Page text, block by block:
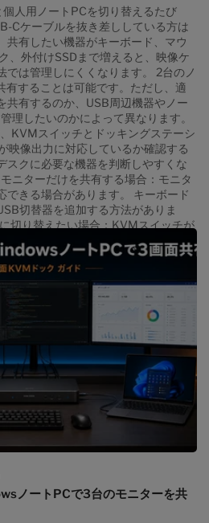
合は、監視ダッシュボードと作業
確認しながら操作できます。 金融取
ボード...
人用ノートPCを切り替えるたび
Cケーブルを抜き差ししている方は
共有したい機器がキーボード、マウ
、外付けSSDまで増えると、映像ケ
では管理しにくくなります。 2台のノ
有することは可能です。ただし、適
共有するのか、USB周辺機器やノー
理したいのかによって異なります。
KVMスイッチとドッキングステーシ
映像出力に対応しているか確認する
スクに必要な機器を判断しやすくな
ニターだけを共有する場合：モニタ
できる場合があります。 キーボード
切替器を追加する方法がありま
切り替えたい場合：KVMスイッチが
周辺機器、給電を整理したい場合：
を検討します。 購入前：各ノート
Power Delivery、ケーブル、モニタ
認してください。 目次 はじめに クイ
を使うデスクが複雑になる理由 2台
を共有する5つの方法 5つの方法を比
ステーションの違い USB切替器だけ
ない理由 ノートPCのUSB-Cポート確
ノートPCを同じデスクで使
いるデスク環境 CKS201-M24が適
入前に確認する12項目 どの方法が自
連ガイド よくある質問 まとめ...
ノートPCで3台のモニターを共